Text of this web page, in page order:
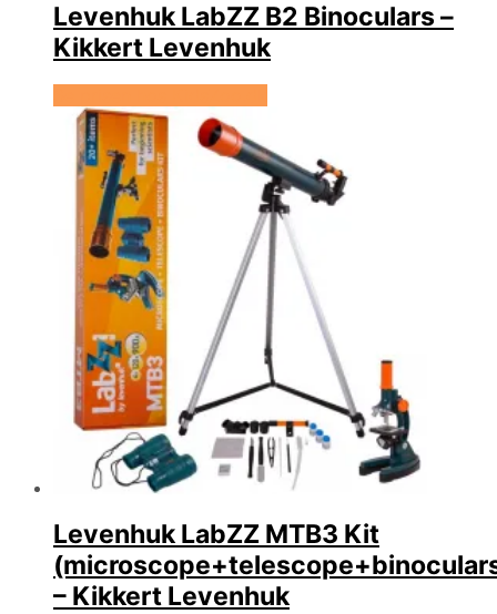
Levenhuk LabZZ B2 Binoculars –
Kikkert Levenhuk
Levenhuk LabZZ MTB3 Kit
– Kikkert Levenhuk